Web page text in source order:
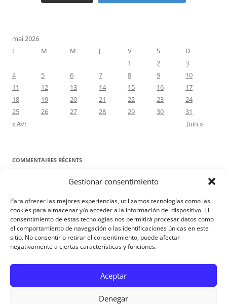
Gestionar consentimiento
Para ofrecer las mejores experiencias, utilizamos tecnologías como las
cookies para almacenar y/o acceder a la información del dispositivo. El
consentimiento de estas tecnologías nos permitirá procesar datos como
el comportamiento de navegación o las identificaciones únicas en este
sitio. No consentir o retirar el consentimiento, puede afectar
negativamente a ciertas características y funciones.
Aceptar
Denegar
mai 2026
L
M M J V S
D
1
2
3
4
5 6 7 8 9
10
11
12 13 14 15 16
17
18
19 20 21 22 23
24
25
26 27 28 29 30
31
« Avr
Juin »
COMMENTAIRES RÉCENTS
Proyecto Amor ConyugaldansContre toute attente. Commentaire
pour les époux : Luc 12, 8-12
Manuel MirallesdansContre toute attente. Commentaire pour les
époux : Luc 12, 8-12